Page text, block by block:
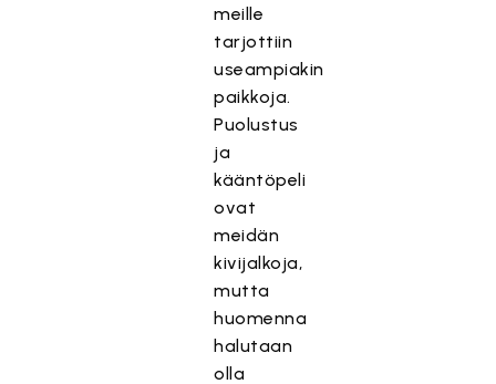
meille
tarjottiin
useampiakin
paikkoja.
Puolustus
ja
kääntöpeli
ovat
meidän
kivijalkoja,
mutta
huomenna
halutaan
olla